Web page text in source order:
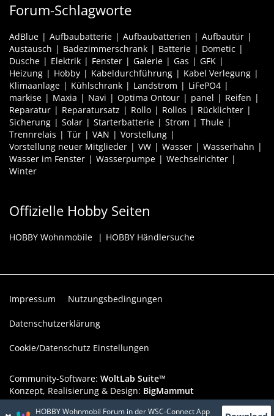
Forum-Schlagworte
AdBlue Aufbaubatterie Aufbaubatterien
Aufbautür
Austausch
Badezimmerschrank Batterie
Dometic
Dusche
Elektrik Fenster Galerie Gas
GFK
Heizung
Hobby Kabeldurchführung
Kabel Verlegung
Klimaanlage
Kühlschrank Landstrom
LiFePO4
markise
Maxia Navi Optima Ontour panel
Reifen
Reparatur
Reparatursatz Rollo Rollos
Rücklichter
Sicherung
Solar Starterbatterie Strom
Thule
Trennrelais
Tür VAN
Vorstellung
Vorstellung neuer Mitglieder
VW Wasser
Wasserhahn
Wasser im Fenster
Wasserpumpe
Wechselrichter
Winter
Offizielle Hobby Seiten
HOBBY Wohnmobile HOBBY Händlersuche
Impressum Nutzungsbedingungen
Datenschutzerklärung
Cookie/Datenschutz Einstellungen
Community-Software: WoltLab Suite™
Konzept, Realisierung & Design: BigMammut
HOBBY Wohnmobil Forum in der WSC-Connect App